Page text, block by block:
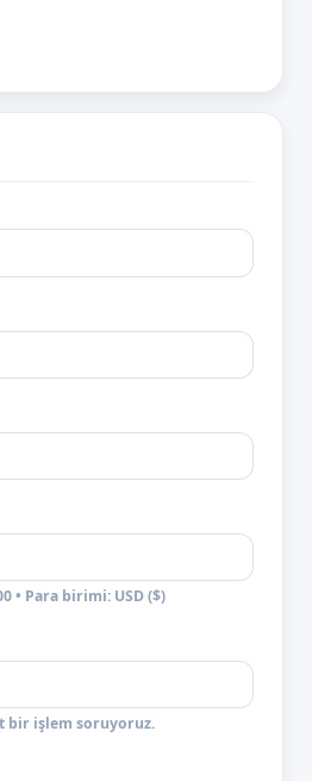
• Para birimi: USD ($)
bir işlem soruyoruz.